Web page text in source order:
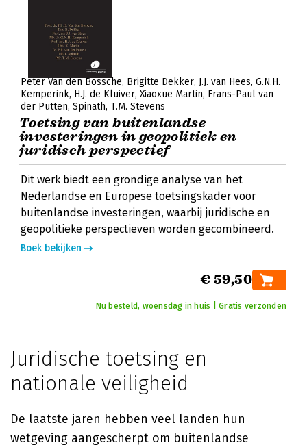
Peter Van den Bossche Brigitte Dekker J.J. van Hees G.N.H.
Kemperink H.J. de Kluiver Xiaoxue Martin Frans-Paul van
der Putten Spinath T.M. Stevens
Toetsing van buitenlandse
investeringen in geopolitiek en
juridisch perspectief
Dit werk biedt een grondige analyse van het
Nederlandse en Europese toetsingskader voor
buitenlandse investeringen, waarbij juridische en
geopolitieke perspectieven worden gecombineerd.
Boek bekijken
€ 59,50
Nu besteld, woensdag in huis | Gratis verzonden
Juridische toetsing en
nationale veiligheid
De laatste jaren hebben veel landen hun
wetgeving aangescherpt om buitenlandse